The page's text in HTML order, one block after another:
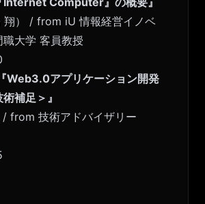
翔） / from iU 情報経営イノベ
大学 客員教授
『Web3.0アプリケーション開発
補足＞』
from 技術アドバイザリー